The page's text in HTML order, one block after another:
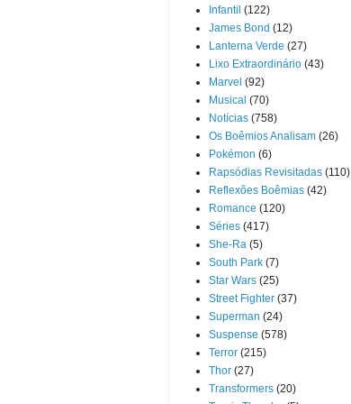
Infantil (122)
James Bond (12)
Lanterna Verde (27)
Lixo Extraordinário (43)
Marvel (92)
Musical (70)
Notícias (758)
Os Boêmios Analisam (26)
Pokémon (6)
Rapsódias Revisitadas (110)
Reflexões Boêmias (42)
Romance (120)
Séries (417)
She-Ra (5)
South Park (7)
Star Wars (25)
Street Fighter (37)
Superman (24)
Suspense (578)
Terror (215)
Thor (27)
Transformers (20)